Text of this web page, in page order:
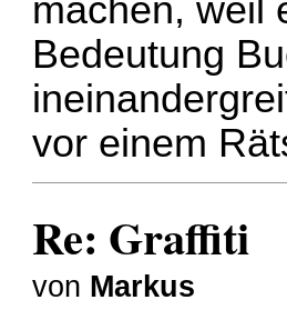
machen, weil
Bedeutung
vor einem
Re: Graffiti
von Markus